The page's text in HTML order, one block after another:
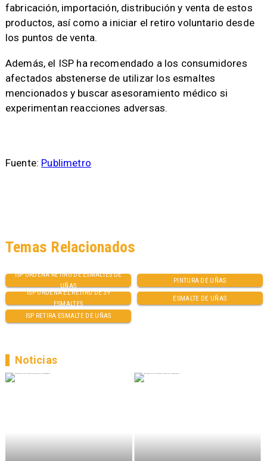
fabricación, importación, distribución y venta de estos
productos, así como a iniciar el retiro voluntario desde
los puntos de venta.
Además, el ISP ha recomendado a los consumidores
afectados abstenerse de utilizar los esmaltes
mencionados y buscar asesoramiento médico si
experimentan reacciones adversas.
Fuente: Publimetro
ISP ORDENA RETIRO DE ESMALTES DE
UÑAS
PINTURA DE UÑAS
ISP ORDENA EL RETIRO DE 39
ESMALTES
ESMALTE DE UÑAS
ISP RETIRA ESMALTE DE UÑAS
Temas Relacionados
Noticias